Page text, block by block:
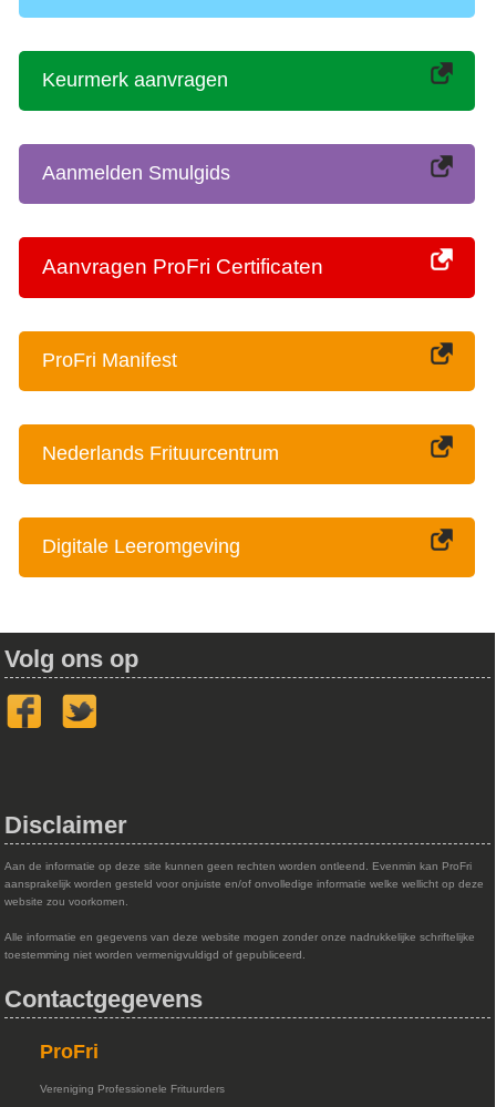
Keurmerk aanvragen
Aanmelden Smulgids
Aanvragen ProFri Certificaten
ProFri Manifest
Nederlands Frituurcentrum
Digitale Leeromgeving
Volg ons op
Disclaimer
Aan de informatie op deze site kunnen geen rechten worden ontleend. Evenmin kan ProFri
aansprakelijk worden gesteld voor onjuiste en/of onvolledige informatie welke wellicht op deze
website zou voorkomen.
Alle informatie en gegevens van deze website mogen zonder onze nadrukkelijke schriftelijke
toestemming niet worden vermenigvuldigd of gepubliceerd.
Contactgegevens
ProFri
Vereniging Professionele Frituurders